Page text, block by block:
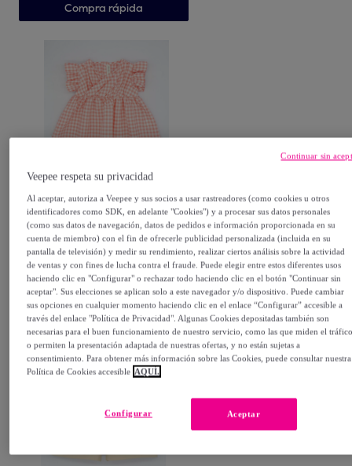
Compra rápida
FINA EJERIQUE
PLUMETI ROSA
Rosa
13,99 €
60,95 € -77%
Compra rápida
Veepee respeta su privacidad
Al aceptar, autoriza a Veepee y sus socios a usar rastreadores (como cookies u otros
identificadores como SDK, en adelante "Cookies") y a procesar sus datos personales
(como sus datos de navegación, datos de pedidos e información proporcionada en su
cuenta de miembro) con el fin de ofrecerle publicidad personalizada (incluida en su
pantalla de televisión) y medir su rendimiento, realizar ciertos análisis sobre la actividad
de ventas y con fines de lucha contra el fraude. Puede elegir entre estos diferentes usos
haciendo clic en "Configurar" o rechazar todo haciendo clic en el botón "Continuar sin
aceptar". Sus elecciones se aplican solo a este navegador y/o dispositivo. Puede cambiar
sus opciones en cualquier momento haciendo clic en el enlace “Configurar” accesible a
través del enlace "Política de Privacidad". Algunas Cookies depositadas también son
necesarias para el buen funcionamiento de nuestro servicio, como las que miden el
o permiten la presentación adaptada de nuestras ofertas, y no están sujetas a
consentimiento. Para obtener más información sobre las Cookies, puede consultar nuestra
Política de Cookies accesible AQUÍ.
Aceptar
Configurar
Continuar sin